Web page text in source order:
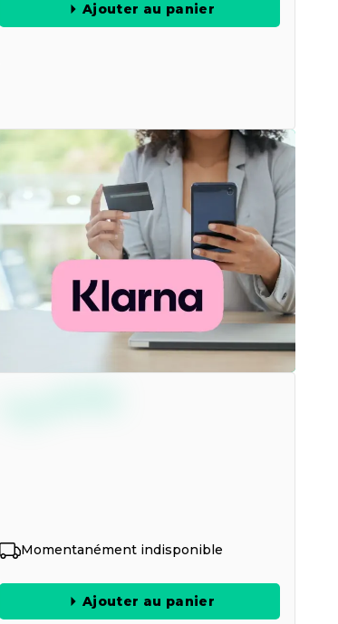
Ajouter au panier
Momentanément indisponible
Ajouter au panier